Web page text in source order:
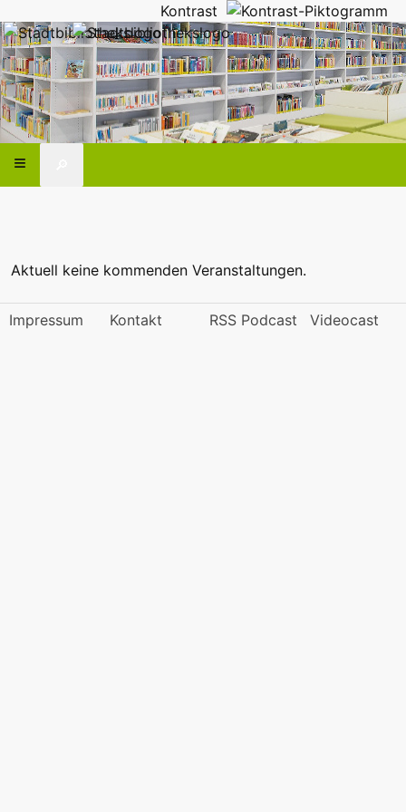
Kontrast
Aktuell keine kommenden Veranstaltungen.
Impressum Kontakt RSS Podcast Videocast